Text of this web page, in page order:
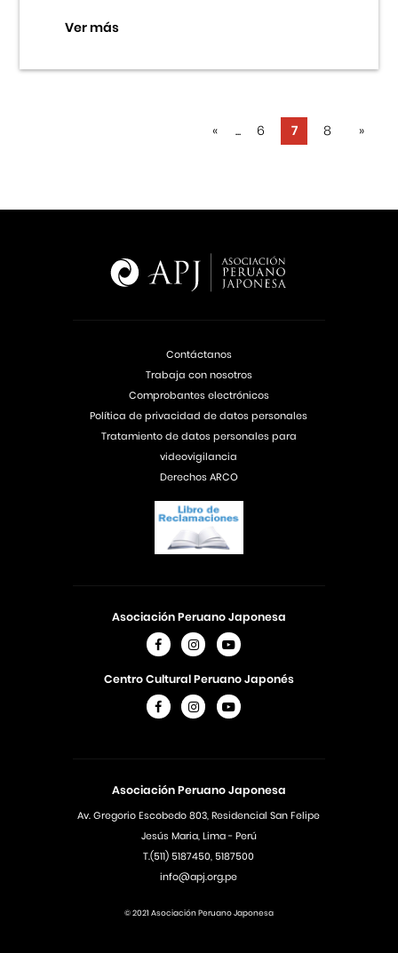
Ver más
« ... 6 7 8 »
Asociación Peruano Japonesa
Av. Gregorio Escobedo 803, Residencial San Felipe
Jesús Maria, Lima - Perú
T.(511) 5187450, 5187500
info@apj.org.pe
Asociación Peruano Japonesa
Centro Cultural Peruano Japonés
Contáctanos
Trabaja con nosotros
Comprobantes electrónicos
Política de privacidad de datos personales
Tratamiento de datos personales para
videovigilancia
Derechos ARCO
© 2021 Asociación Peruano Japonesa